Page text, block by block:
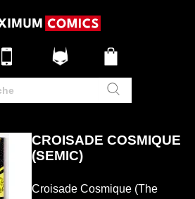
CROISADE COSMIQUE
(SEMIC)
Croisade Cosmique (The